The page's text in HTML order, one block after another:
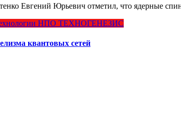
Евгений Юрьевич отметил, что ядерные
НПО ТЕХНОГЕНЕЗИС
квантовых сетей